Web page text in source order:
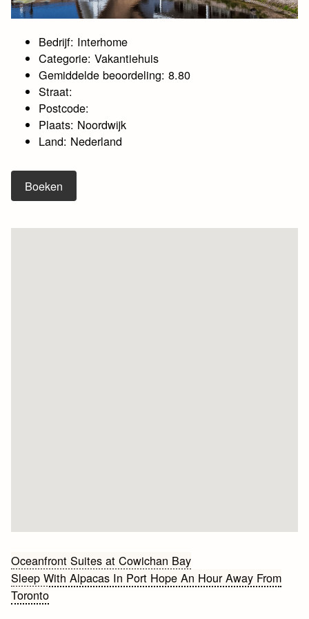
Bedrijf: Interhome
Categorie: Vakantiehuis
Gemiddelde beoordeling: 8.80
Straat:
Postcode:
Plaats: Noordwijk
Land: Nederland
Boeken
Bericht
navigatie
Oceanfront Suites at Cowichan Bay
Sleep With Alpacas In Port Hope An Hour Away From
Toronto